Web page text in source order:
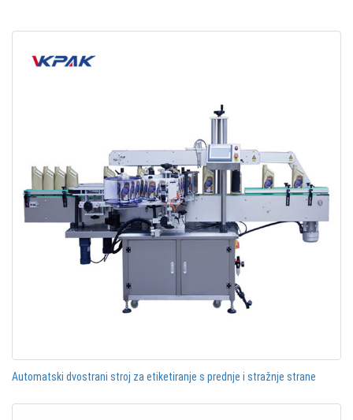
Automatski dvostrani stroj za etiketiranje s prednje i stražnje strane